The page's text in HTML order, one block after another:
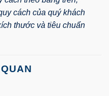
cách của quý khách
thước và tiêu chuẩn